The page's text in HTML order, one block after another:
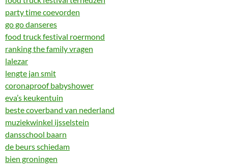
party time coevorden
go go danseres
food truck festival roermond
ranking the family vragen
lalezar
lengte jan smit
coronaproof babyshower
eva’s keukentuin
beste coverband van nederland
muziekwinkel ijsselstein
dansschool baarn
de beurs schiedam
bien groningen